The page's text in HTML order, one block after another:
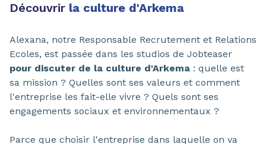
Découvrir la culture d'Arkema
Alexana, notre Responsable Recrutement et Relations
Ecoles, est passée dans les studios de Jobteaser
pour discuter de la culture d'Arkema : quelle est
sa mission ? Quelles sont ses valeurs et comment
l'entreprise les fait-elle vivre ? Quels sont ses
engagements sociaux et environnementaux ?
Parce que choisir l'entreprise dans laquelle on va